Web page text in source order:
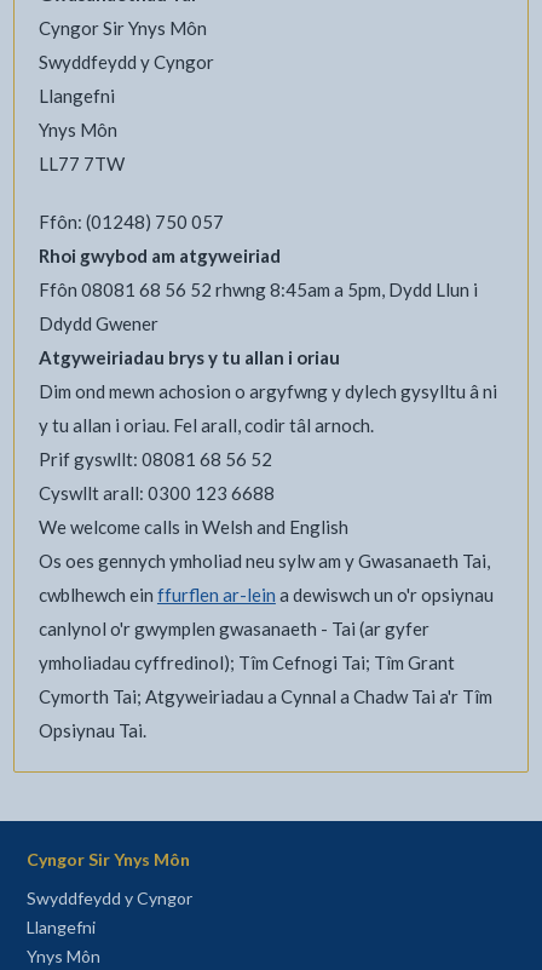
Cyngor Sir Ynys Môn
Swyddfeydd y Cyngor
Llangefni
Ynys Môn
LL77 7TW
Ffôn: (01248) 750 057
Rhoi gwybod am atgyweiriad
Ffôn 08081 68 56 52 rhwng 8:45am a 5pm, Dydd Llun i
Ddydd Gwener
Atgyweiriadau brys y tu allan i oriau
Dim ond mewn achosion o argyfwng y dylech gysylltu â ni
y tu allan i oriau. Fel arall, codir tâl arnoch.
Prif gyswllt: 08081 68 56 52
Cyswllt arall: 0300 123 6688
We welcome calls in Welsh and English
Os oes gennych ymholiad neu sylw am y Gwasanaeth Tai,
cwblhewch ein ffurflen ar-lein a dewiswch un o'r opsiynau
canlynol o'r gwymplen gwasanaeth - Tai (ar gyfer
ymholiadau cyffredinol); Tîm Cefnogi Tai; Tîm Grant
Cymorth Tai; Atgyweiriadau a Cynnal a Chadw Tai a'r Tîm
Opsiynau Tai.
Cyngor Sir Ynys Môn
Swyddfeydd y Cyngor
Llangefni
Ynys Môn